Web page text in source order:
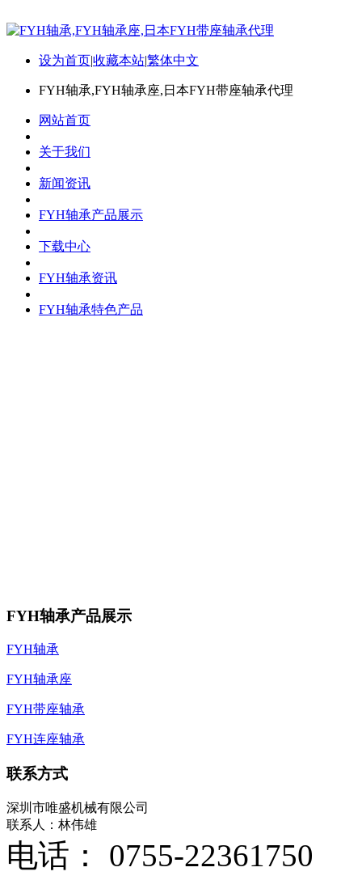
设为首页|收藏本站|繁体中文
FYH轴承,FYH轴承座,日本FYH带座轴承代理
网站首页
关于我们
新闻资讯
FYH轴承产品展示
下载中心
FYH轴承资讯
FYH轴承特色产品
FYH轴承产品展示
FYH轴承
FYH轴承座
FYH带座轴承
FYH连座轴承
联系方式
深圳市唯盛机械有限公司
联系人：林伟雄
电话： 0755-22361750